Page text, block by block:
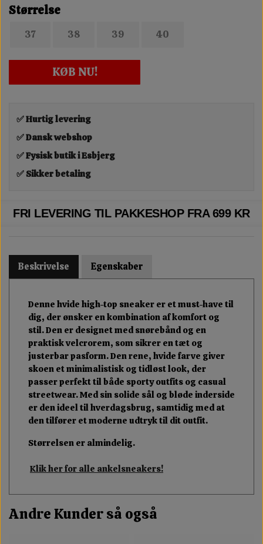
Størrelse
37 38 39 40
KØB NU!
✅ Hurtig levering
✅ Dansk webshop
✅ Fysisk butik i Esbjerg
✅ Sikker betaling
FRI LEVERING TIL PAKKESHOP FRA 699 KR
Beskrivelse Egenskaber
Denne hvide high-top sneaker er et must-have til
dig, der ønsker en kombination af komfort og
stil. Den er designet med snørebånd og en
praktisk velcrorem, som sikrer en tæt og
justerbar pasform. Den rene, hvide farve giver
skoen et minimalistisk og tidløst look, der
passer perfekt til både sporty outfits og casual
streetwear. Med sin solide sål og bløde inderside
er den ideel til hverdagsbrug, samtidig med at
den tilfører et moderne udtryk til dit outfit.
Størrelsen er almindelig.
Klik her for alle ankelsneakers!
Andre Kunder så også